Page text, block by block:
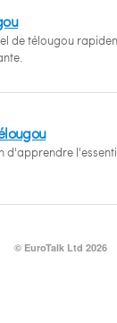
de télougou
d'apprendre
© EuroTalk Ltd 2026